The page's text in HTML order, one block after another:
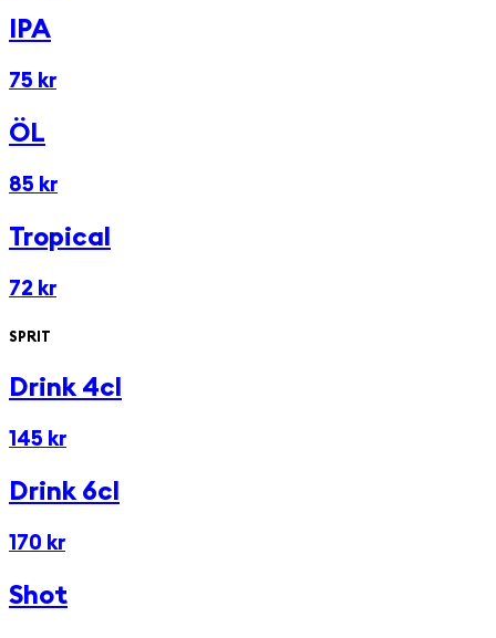
IPA
75 kr
ÖL
85 kr
Tropical
72 kr
SPRIT
Drink 4cl
145 kr
Drink 6cl
170 kr
Shot